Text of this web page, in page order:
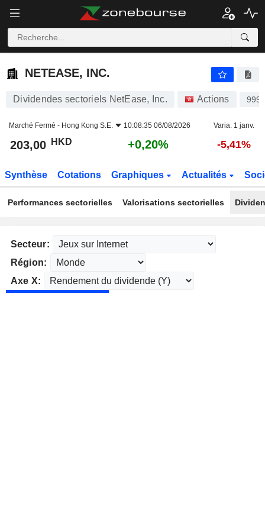
NETEASE, INC.
NETEASE, INC.
Dividendes sectoriels NetEase, Inc. Actions
Marché Fermé - Hong Kong S.E. 10:08:35 06/08/2026 Varia. 1 janv.
203,00 HKD +0,20% -5,41%
Synthèse Cotations Graphiques Actualités
Performances sectorielles Valorisations sectorielles
Secteur:
Région:
Axe X: